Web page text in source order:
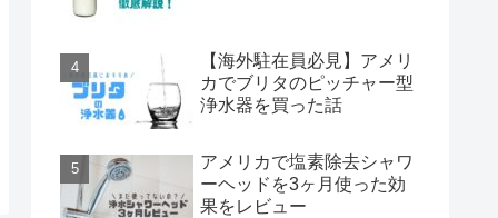
【海外駐在員必見】アメリ
カでブリタのピッチャー型
浄水器を買った話
アメリカで塩素除去シャワ
ーヘッドを3ヶ月使った効
果をレビュー